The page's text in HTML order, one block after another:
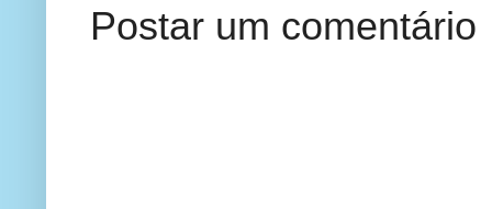
Postar um comentário